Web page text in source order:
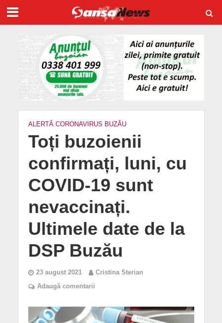
ALERTĂ CORONAVIRUS BUZĂU
Toți buzoienii
confirmați, luni, cu
COVID-19 sunt
nevaccinați.
Ultimele date de la
DSP Buzău
23 august 2021
Cristina Sterian
Adaugă comentarii